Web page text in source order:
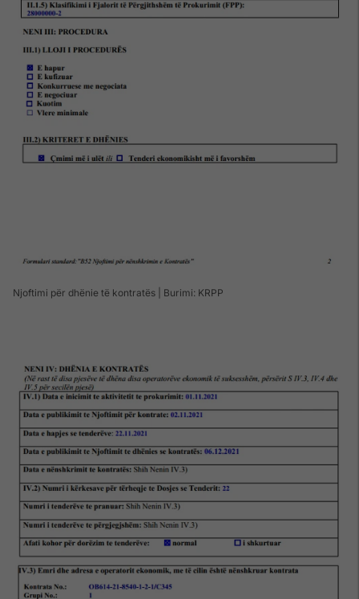
Njoftimi për dhënie të kontratës | Burimi: KRPP